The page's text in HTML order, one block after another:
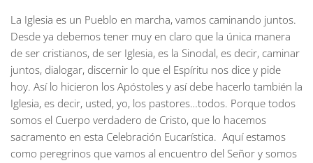
La Iglesia es un Pueblo en marcha, vamos caminando juntos.
Desde ya debemos tener muy en claro que la única manera
de ser cristianos, de ser Iglesia, es la Sinodal, es decir, caminar
juntos, dialogar, discernir lo que el Espíritu nos dice y pide
hoy. Así lo hicieron los Apóstoles y así debe hacerlo también la
Iglesia, es decir, usted, yo, los pastores…todos. Porque todos
somos el Cuerpo verdadero de Cristo, que lo hacemos
sacramento en esta Celebración Eucarística. Aquí estamos
como peregrinos que vamos al encuentro del Señor y somos